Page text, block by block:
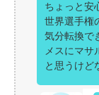
ちょっと安
世界選手権
気分転換で
メスにマサ
と思うけど